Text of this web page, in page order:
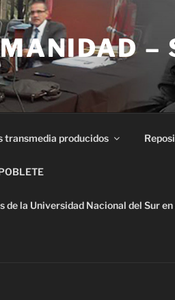
–
transmedia producidos
la Universidad Nacional del Sur